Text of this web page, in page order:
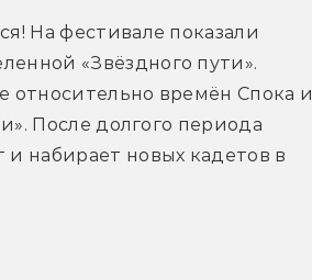
На фестивале показали
«Звёздного пути».
времён Спока и
После долгого периода
набирает новых кадетов в